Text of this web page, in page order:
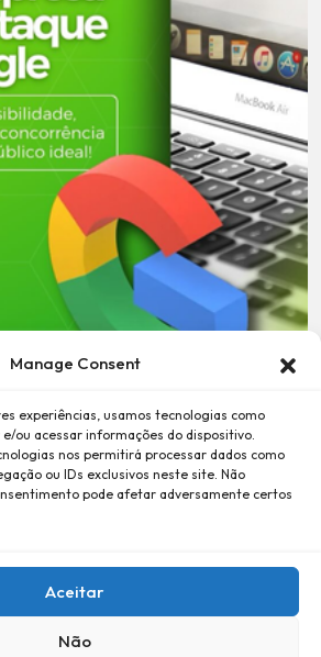
Manage Consent
experiências, usamos tecnologias como
ou acessar informações do dispositivo.
nos permitirá processar dados como
ou IDs exclusivos neste site. Não
pode afetar adversamente certos
Aceitar
Não